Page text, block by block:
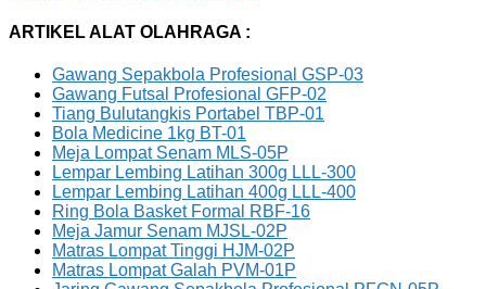
ARTIKEL ALAT OLAHRAGA :
Gawang Sepakbola Profesional GSP-03
Gawang Futsal Profesional GFP-02
Tiang Bulutangkis Portabel TBP-01
Bola Medicine 1kg BT-01
Meja Lompat Senam MLS-05P
Lempar Lembing Latihan 300g LLL-300
Lempar Lembing Latihan 400g LLL-400
Ring Bola Basket Formal RBF-16
Meja Jamur Senam MJSL-02P
Matras Lompat Tinggi HJM-02P
Matras Lompat Galah PVM-01P